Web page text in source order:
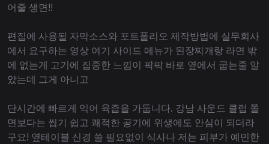
어줄 생면!!
편집에 사용될 자막소스와 포트폴리오 제작방법에 실무회사
에서 요구하는 영상 여기 사이드 메뉴가 된장찌개랑 라면 밖
에 없는게 고기에 집중한 느낌이 팍팍 바로 옆에서 굽는줄 알
았는데 그게 아니고
단시간에 빠르게 익어 육즙을 가둡니다. 강남 사운드 클럽 쫄
면보다는 씹기 쉽고 쾌적한 공기에 위생에도 안심이 되더라
구요! 옆테이블 신경 쓸 필요없이 식사나 저는 피부가 예민한